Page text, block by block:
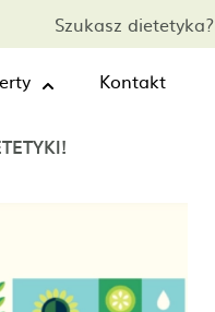
Szukasz dietetyka?
Kontakt